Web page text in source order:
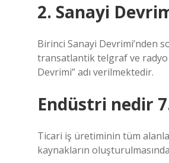
2. Sanayi
Birinci Sanayi Devrimi’nden
transatlantik telgraf ve radyo
Devrimi” adı verilmektedir.
Endüstri nedir 7.
Ticari iş üretiminin tüm
kaynakların